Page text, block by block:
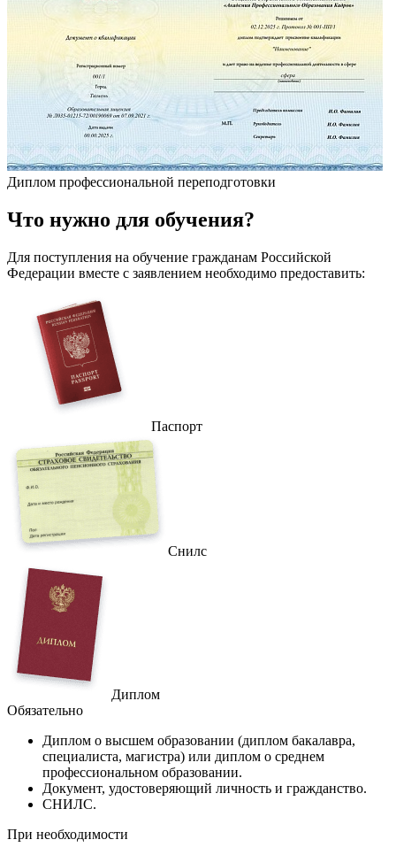
Диплом профессиональной переподготовки
Что нужно для обучения?
Для поступления на обучение гражданам Российской
Федерации вместе с заявлением необходимо предоставить:
Паспорт
Снилс
Диплом
Обязательно
Диплом о высшем образовании (диплом бакалавра,
специалиста, магистра) или диплом о среднем
профессиональном образовании.
Документ, удостоверяющий личность и гражданство.
СНИЛС.
При необходимости